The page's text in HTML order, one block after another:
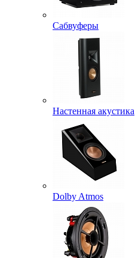
Сабвуферы
Настенная акустика
Dolby Atmos